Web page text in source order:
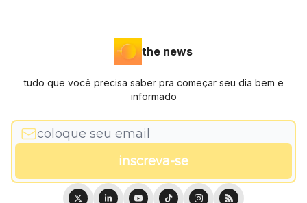
the news
tudo que você precisa saber pra começar seu dia bem e
informado